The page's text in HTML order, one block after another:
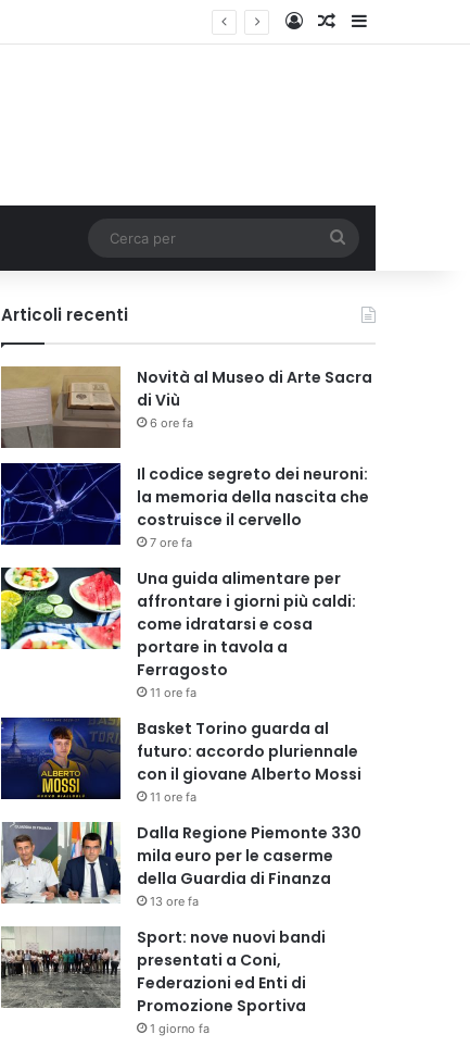
AccediUn articolo a
per
Articoli recenti
Novità al Museo di Arte Sacra
di Viù
6 ore fa
Il codice segreto dei neuroni:
la memoria della nascita che
costruisce il cervello
7 ore fa
Una guida alimentare per
affrontare i giorni più caldi:
come idratarsi e cosa
portare in tavola a
Ferragosto
11 ore fa
Basket Torino guarda al
futuro: accordo pluriennale
con il giovane Alberto Mossi
11 ore fa
Dalla Regione Piemonte 330
mila euro per le caserme
della Guardia di Finanza
13 ore fa
Sport: nove nuovi bandi
presentati a Coni,
Federazioni ed Enti di
Promozione Sportiva
1 giorno fa